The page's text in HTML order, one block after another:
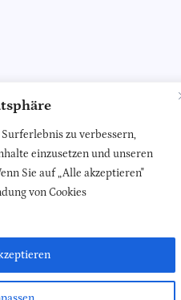
zu verbessern,
einzusetzen und unseren
Sie auf „Alle akzeptieren"
von Cookies